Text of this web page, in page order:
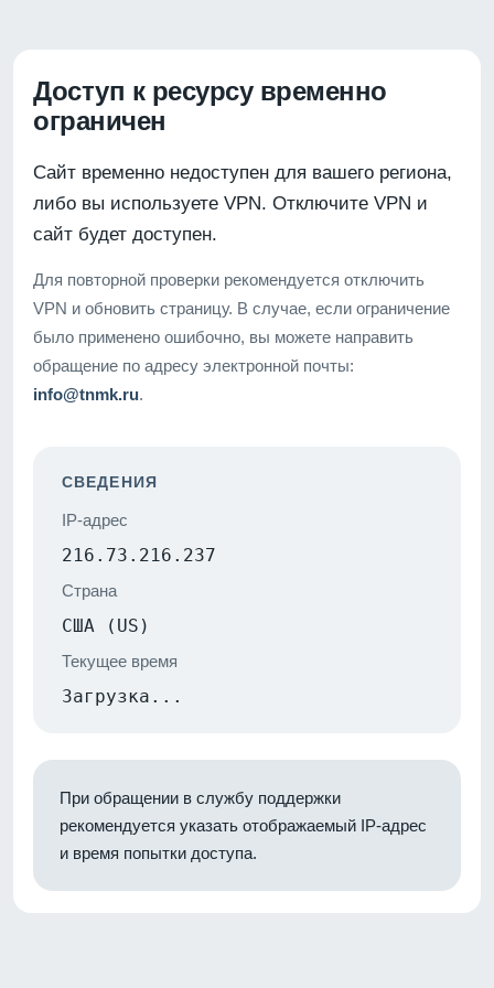
Доступ к ресурсу временно
ограничен
Сайт временно недоступен для вашего региона,
либо вы используете VPN. Отключите VPN и
сайт будет доступен.
Для повторной проверки рекомендуется отключить
VPN и обновить страницу. В случае, если ограничение
было применено ошибочно, вы можете направить
обращение по адресу электронной почты:
info@tnmk.ru.
СВЕДЕНИЯ
IP-адрес
216.73.216.237
Страна
США (US)
Текущее время
Загрузка...
При обращении в службу поддержки
рекомендуется указать отображаемый IP-адрес
и время попытки доступа.